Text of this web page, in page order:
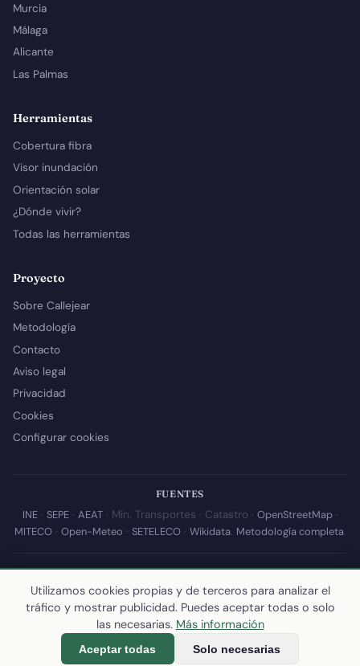
Murcia
Málaga
Alicante
Las Palmas
Herramientas
Cobertura fibra
Visor inundación
Orientación solar
¿Dónde vivir?
Todas las herramientas
Proyecto
Sobre Callejear
Metodología
Contacto
Aviso legal
Privacidad
Cookies
Configurar cookies
FUENTES
INE· SEPE· AEAT· Min. Transportes · Catastro · OpenStreetMap·
MITECO· Open-Meteo · SETELECO· Wikidata. Metodología completa.
© 2026 Callejear.com — Directorio municipal de España con datos
abiertos. Desarrollado y mantenido porYoel Castaño.
Última actualización de esta página:10 de julio de 2026
calculamos los datos
Utilizamos cookies propias y de terceros para analizar el
tráfico y mostrar publicidad. Puedes aceptar todas o solo
las necesarias. Más información
Aceptar todas Solo necesarias